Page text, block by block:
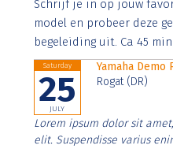
imperdiet. Nunc ut sem
Schrijf je in op jouw
model en probeer deze
begeleiding uit. Ca 45
Saturday
25
JULY
Yamaha Demo
Rogat (DR)
Lorem ipsum dolor sit
elit. Suspendisse varius